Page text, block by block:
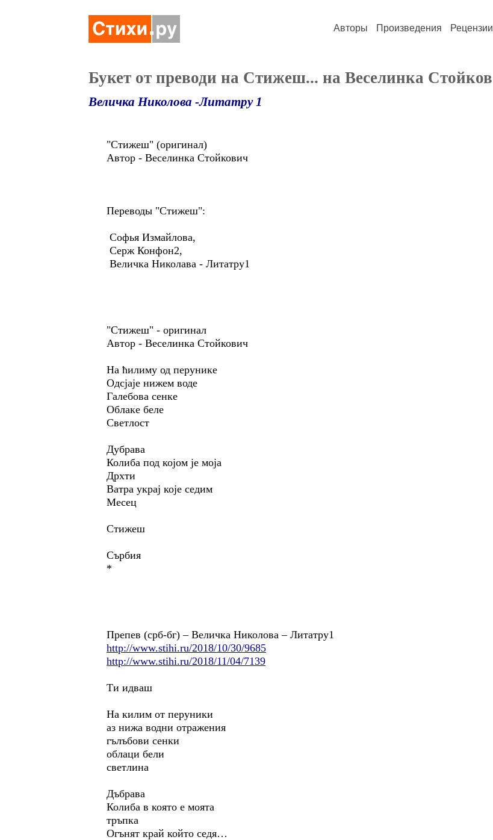
Авторы Произведения Рецензии
Букет от преводи на Стижеш... на Веселинка Стойков
Величка Николова -Литатру 1
"Стижеш" (оригинал)
Автор - Веселинка Стойкович
Переводы "Стижеш":
Софья Измайлова,
Серж Конфон2,
Величка Николава - Литатру1
"Стижеш" - оригинал
Автор - Веселинка Стойкович
На ћилиму од перунике
Одсјаје нижем воде
Галебова сенке
Облаке беле
Светлост
Дубрава
Колиба под којом је моја
Дрхти
Ватра украј које седим
Месец
Стижеш
Сърбия
*
Препев (срб-бг) – Величка Николова – Литатру1
http://www.stihi.ru/2018/10/30/9685
http://www.stihi.ru/2018/11/04/7139
Ти идваш
На килим от перуники
аз нижа водни отражения
гълъбови сенки
облаци бели
светлина
Дъбрава
Колиба в която е моята
тръпка
Огънят край който седя…